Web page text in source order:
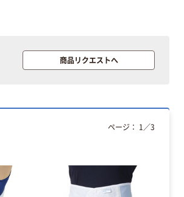
商品リクエストへ
ページ： 1 ／3